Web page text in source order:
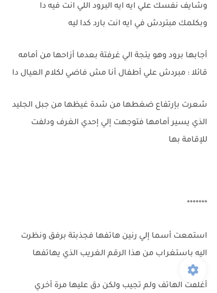
وشايف نفسك علي ايه ايه البرود اللي انت فيه دا
وبكلمك مبتردش في ايه انت بارد كدا ليه
أجابها برود وهو يتجة الي غرفتة بعدما أزاحها من أمامه
قائلا : مبردش علي أطفال أنا مش فاضي لكلام العيال دا
شعرت بإرتفاع ضغطها من شدة غيظها من جبل الجليد
الذي يسير أمامها فتوجهت إلي إحدي الغرف ودلفت
للإقامة بها
*******
استمعت أسما إلي رنين هاتفها فجذبتة برفق ونظرت
اليه باستغراب من هذا الرقم الغريب الذي يهاتفها
أغلقت الهاتف ولم تجيب ولكن دق عليها مرة أخري